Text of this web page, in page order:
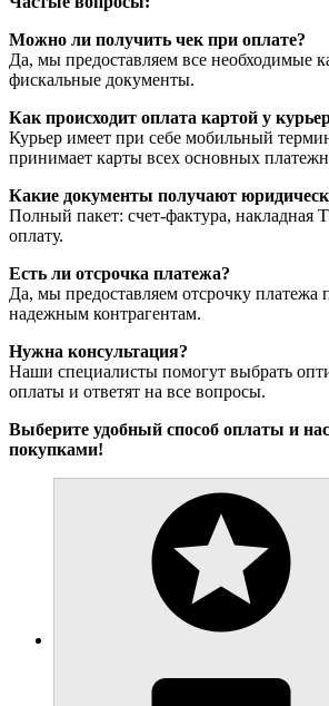
Можно ли получить чек при оплате?
Да, мы предоставляем все необходимые
фискальные документы.
Как происходит оплата картой у
Курьер имеет при себе мобильный
принимает карты всех основных
Какие документы получают
Полный пакет: счет-фактура, накладная
оплату.
Есть ли отсрочка платежа?
Да, мы предоставляем отсрочку платежа
надежным контрагентам.
Нужна консультация?
Наши специалисты помогут выбрать
оплаты и ответят на все вопросы.
Выберите удобный способ оплаты и
покупками!